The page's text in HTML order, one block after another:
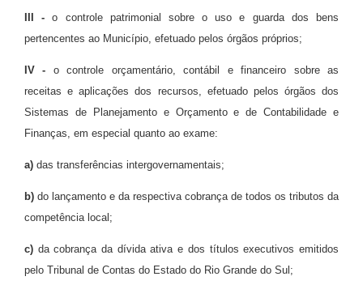
III - o controle patrimonial sobre o uso e guarda dos bens
pertencentes ao Município, efetuado pelos órgãos próprios;
IV - o controle orçamentário, contábil e financeiro sobre as
receitas e aplicações dos recursos, efetuado pelos órgãos dos
Sistemas de Planejamento e Orçamento e de Contabilidade e
Finanças, em especial quanto ao exame:
a) das transferências intergovernamentais;
b) do lançamento e da respectiva cobrança de todos os tributos da
competência local;
c) da cobrança da dívida ativa e dos títulos executivos emitidos
pelo Tribunal de Contas do Estado do Rio Grande do Sul;